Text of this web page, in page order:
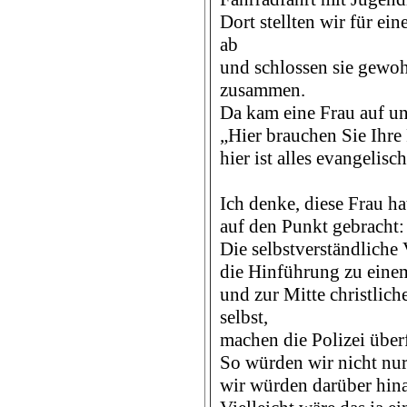
Dort stellten wir für
ab
und schlossen sie
zusammen.
Da kam eine Frau auf
„Hier brauchen Sie
hier ist alles
Ich denke, diese Frau
auf den Punkt gebracht:
Die
die Hinführung zu
und zur Mitte
selbst,
machen die Polizei
So würden wir nicht
wir würden darüber